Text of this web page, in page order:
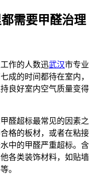
需要甲醛治理
作的人数迅武汉市专业
成的时间都待在室内，
良好室内空气质量变得
超标最常见的因素之
格的板材，或者在粘接
中的甲醛严重超标。含
各类装饰材料，如贴墙
。